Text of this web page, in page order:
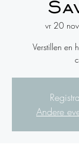
vr 20 nov
Verstillen en
Andere